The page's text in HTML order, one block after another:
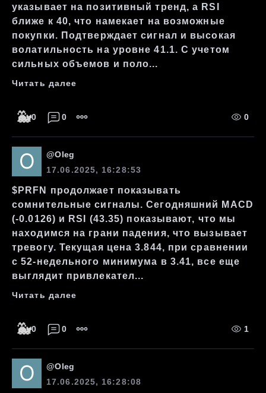
указывает на позитивный тренд, а RSI
ближе к 40, что намекает на возможные
покупки. Подтверждает сигнал и высокая
волатильность на уровне 41.1. С учетом
сильных объемов и поло...
Читать далее
🐳0 0 0
@Oleg
17.06.2025, 16:28:53
$PRFN продолжает показывать
сомнительные сигналы. Сегодняшний MACD
(-0.0126) и RSI (43.35) показывают, что мы
находимся на грани падения, что вызывает
тревогу. Текущая цена 3.844, при сравнении
с 52-недельного минимума в 3.41, все еще
выглядит привлекател...
Читать далее
🐳0 0 1
@Oleg
17.06.2025, 16:28:08